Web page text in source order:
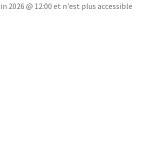
2026 @ 12:00 et n'est plus accessible